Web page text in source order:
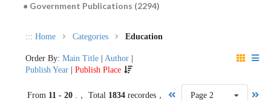
● Government Publications (2294)
::: Home Categories Education
Order By: Main Title Author
Publish Year
Publish Place
From 11 - 20 .， Total 1834recordes， Page 2